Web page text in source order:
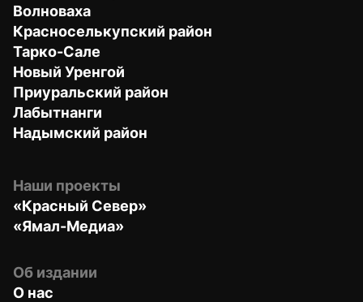
Волноваха
Красноселькупский район
Тарко-Сале
Новый Уренгой
Приуральский район
Лабытнанги
Надымский район
Наши проекты
«Красный Север»
«Ямал-Медиа»
Об издании
О нас